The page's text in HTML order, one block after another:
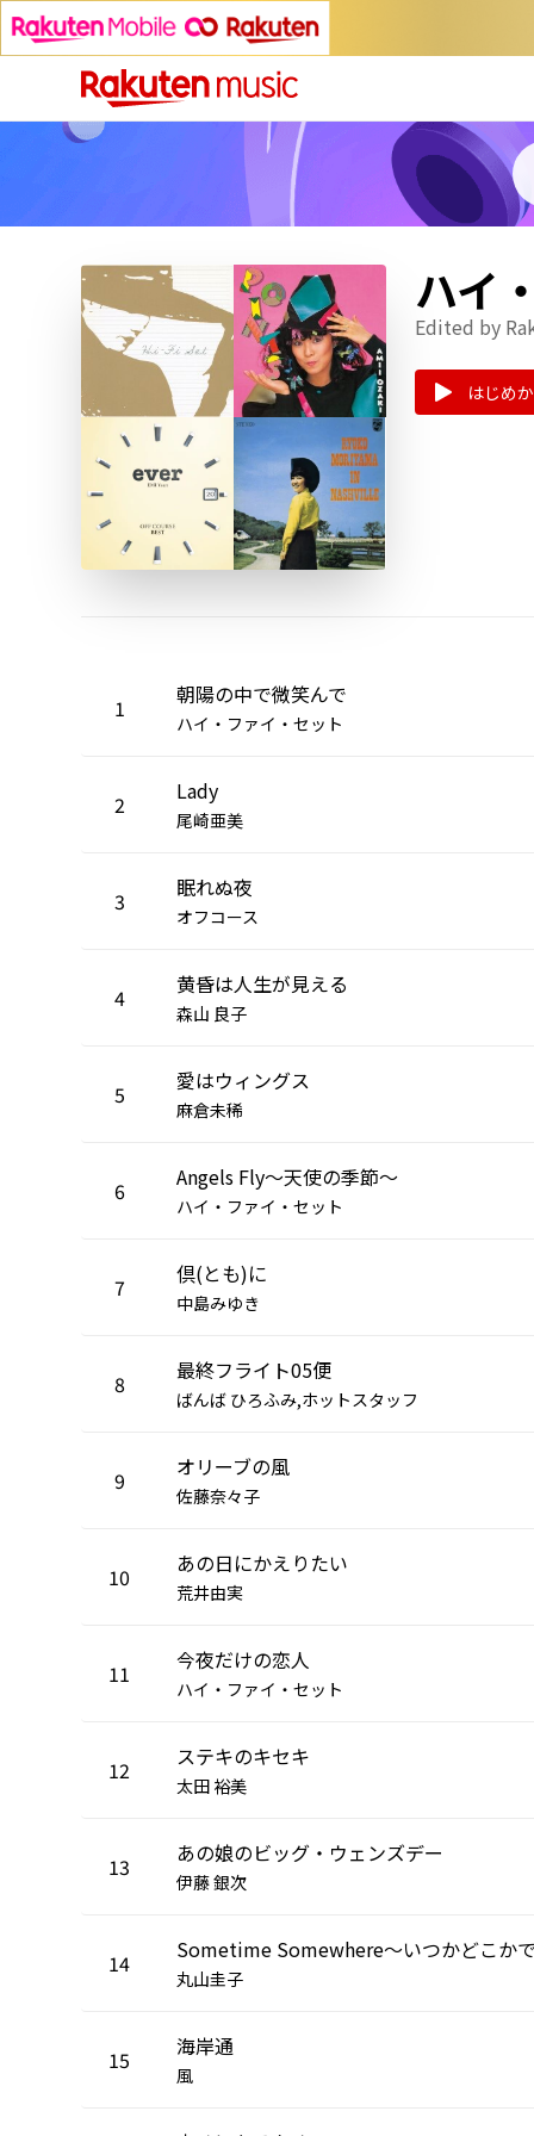
ハイ
Edited by
はじめ
1 朝陽の中で微笑んで
ハイ・ファイ・セット
2 Lady
尾崎亜美
3 眠れぬ夜
オフコース
4 黄昏は人生が見える
森山 良子
5 愛はウィングス
麻倉未稀
6 Angels Fly〜天使の季節〜
ハイ・ファイ・セット
7 倶(とも)に
中島みゆき
8 最終フライト05便
ばんば ひろふみ,ホットスタッフ
9 オリーブの風
佐藤奈々子
10 あの日にかえりたい
荒井由実
11 今夜だけの恋人
ハイ・ファイ・セット
12 ステキのキセキ
太田 裕美
13 あの娘のビッグ・ウェンズデー
伊藤 銀次
14 Sometime Somewhere〜いつかどこか
丸山圭子
15 海岸通
風